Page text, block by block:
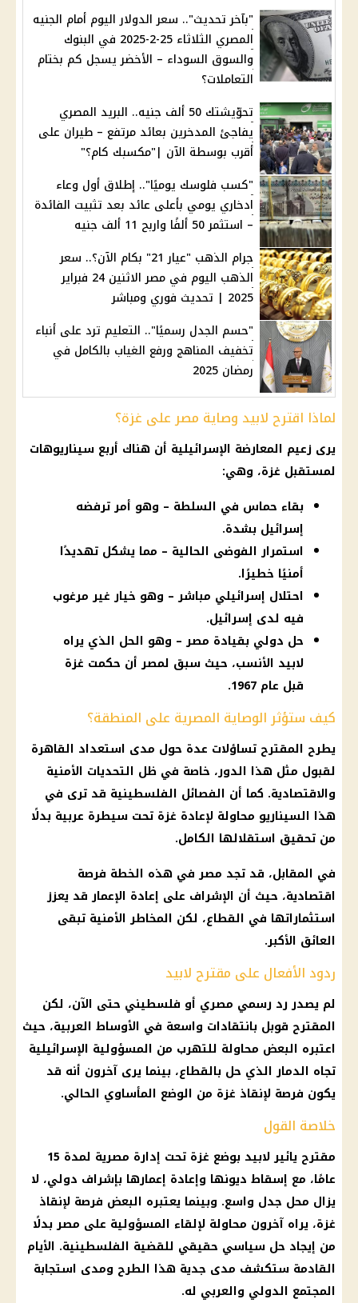
"بآخر تحديث".. سعر الدولار اليوم أمام الجنيه
المصري الثلاثاء 25-2-2025 في البنوك
والسوق السوداء – الأخضر يسجل كم بختام
التعاملات؟
تحوّيشتك 50 ألف جنيه.. البريد المصري
يفاجئ المدخرين بعائد مرتفع – طيران على
أقرب بوسطة الآن |"مكسبك كام؟"
"كسب فلوسك يوميًا".. إطلاق أول وعاء
ادخاري يومي بأعلى عائد بعد تثبيت الفائدة
– استثمر 50 ألفًا واربح 11 ألف جنيه
جرام الذهب "عيار 21" بكام الآن؟.. سعر
الذهب اليوم في مصر الاثنين 24 فبراير
2025 | تحديث فوري ومباشر
"حسم الجدل رسميًا".. التعليم ترد على أنباء
تخفيف المناهج ورفع الغياب بالكامل في
رمضان 2025
لماذا اقترح لابيد وصاية مصر على غزة؟
يرى زعيم المعارضة الإسرائيلية أن هناك أربع سيناريوهات
لمستقبل غزة، وهي:
بقاء حماس في السلطة – وهو أمر ترفضه
إسرائيل بشدة.
استمرار الفوضى الحالية – مما يشكل تهديدًا
أمنيًا خطيرًا.
احتلال إسرائيلي مباشر – وهو خيار غير مرغوب
فيه لدى إسرائيل.
حل دولي بقيادة مصر – وهو الحل الذي يراه
لابيد الأنسب، حيث سبق لمصر أن حكمت غزة
قبل عام 1967.
كيف ستؤثر الوصاية المصرية على المنطقة؟
يطرح المقترح تساؤلات عدة حول مدى استعداد القاهرة
لقبول مثل هذا الدور، خاصة في ظل التحديات الأمنية
والاقتصادية. كما أن الفصائل الفلسطينية قد ترى في
هذا السيناريو محاولة لإعادة غزة تحت سيطرة عربية بدلًا
من تحقيق استقلالها الكامل.
في المقابل، قد تجد مصر في هذه الخطة فرصة
اقتصادية، حيث أن الإشراف على إعادة الإعمار قد يعزز
استثماراتها في القطاع، لكن المخاطر الأمنية تبقى
العائق الأكبر.
ردود الأفعال على مقترح لابيد
لم يصدر رد رسمي مصري أو فلسطيني حتى الآن، لكن
المقترح قوبل بانتقادات واسعة في الأوساط العربية، حيث
اعتبره البعض محاولة للتهرب من المسؤولية الإسرائيلية
تجاه الدمار الذي حل بالقطاع، بينما يرى آخرون أنه قد
يكون فرصة لإنقاذ غزة من الوضع المأساوي الحالي.
خلاصة القول
مقترح يائير لابيد بوضع غزة تحت إدارة مصرية لمدة 15
عامًا، مع إسقاط ديونها وإعادة إعمارها بإشراف دولي، لا
يزال محل جدل واسع. وبينما يعتبره البعض فرصة لإنقاذ
غزة، يراه آخرون محاولة لإلقاء المسؤولية على مصر بدلًا
من إيجاد حل سياسي حقيقي للقضية الفلسطينية. الأيام
القادمة ستكشف مدى جدية هذا الطرح ومدى استجابة
المجتمع الدولي والعربي له.